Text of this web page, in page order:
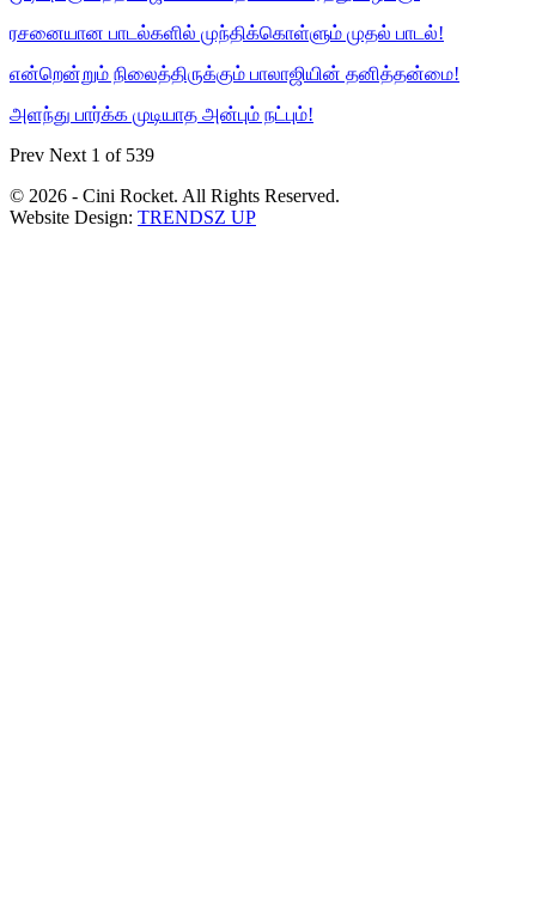
ரசனையான பாடல்களில் முந்திக்கொள்ளும் முதல் பாடல்!
என்றென்றும் நிலைத்திருக்கும் பாலாஜியின் தனித்தன்மை!
அளந்து பார்க்க முடியாத அன்பும் நட்பும்!
Prev Next 1 of 539
© 2026 - Cini Rocket. All Rights Reserved.
Website Design: TRENDSZ UP